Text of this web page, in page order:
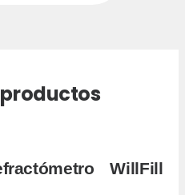
WillFill